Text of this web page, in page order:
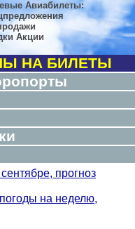
Авиабилеты:
Акции
НА БИЛЕТЫ
прогноз
на неделю,